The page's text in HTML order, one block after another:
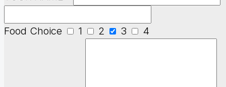
Food Choice 1 2 3 4